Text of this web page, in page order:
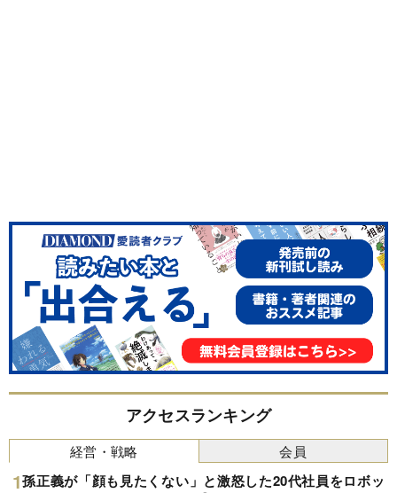
アクセスランキング
経営・戦略
孫正義が「顔も見たくない」と激怒した20代社員をロボッ
会員